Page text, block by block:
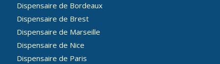
Dispensaire de Bordeaux
Dispensaire de Brest
Dispensaire de Marseille
Dispensaire de Nice
Dispensaire de Paris